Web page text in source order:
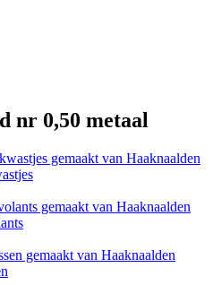
nr 0,50 metaal